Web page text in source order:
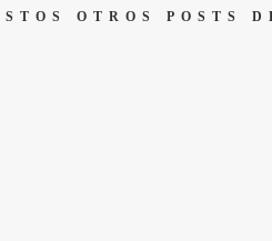
OTROS POSTS